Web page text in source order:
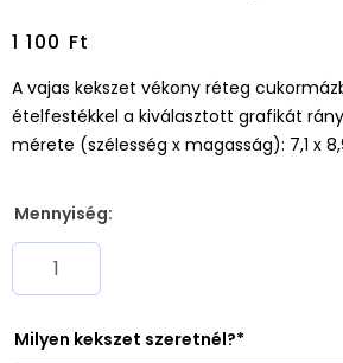
1 100 Ft
A vajas kekszet vékony réteg
ételfestékkel a kiválasztott grafikát
mérete (szélesség x magasság): 7,1 x
Mennyiség:
Milyen kekszet szeretnél?